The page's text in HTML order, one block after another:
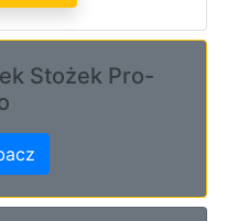
Stożek Pro-